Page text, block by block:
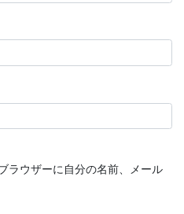
ラウザーに自分の名前、メール